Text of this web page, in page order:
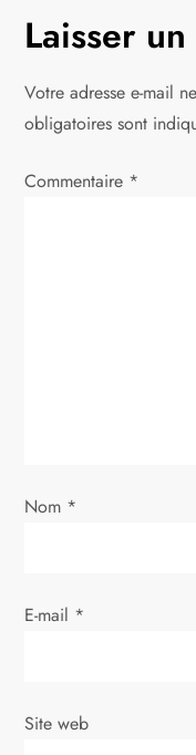
g
a
t
i
’
r
i
Laisser
Votre adresse e-mail
obligatoires sont
Commentaire *
Nom *
E-mail *
Site web